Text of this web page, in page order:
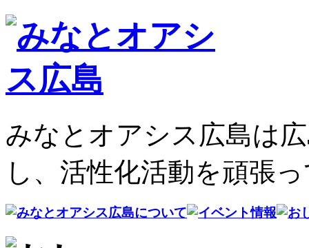
みなとオアシス広島は
し、活性化活動を頑張